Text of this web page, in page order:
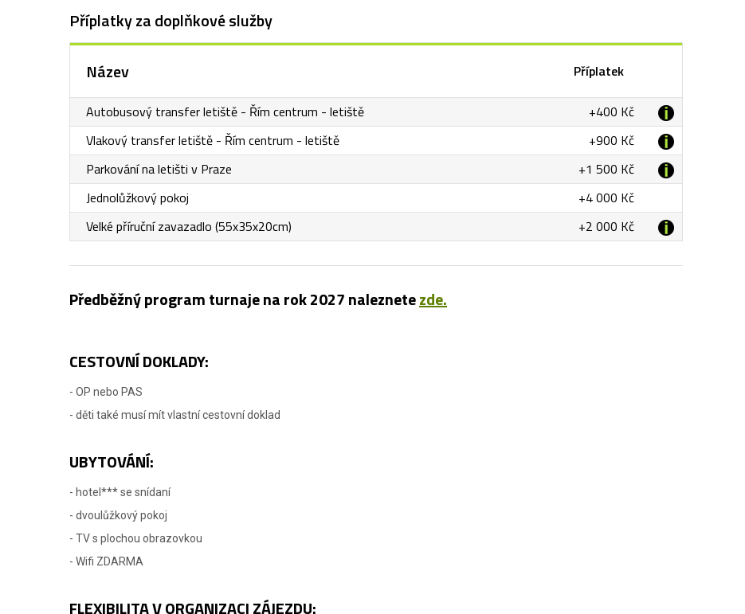
Příplatky za doplňkové služby
Název Příplatek
Autobusový transfer letiště - Řím centrum - letiště
+400 Kč
Vlakový transfer letiště - Řím centrum - letiště
+900 Kč
Parkování na letišti v Praze
+1 500 Kč
Jednolůžkový pokoj
+4 000 Kč
Velké příruční zavazadlo (55x35x20cm)
+2 000 Kč
Předběžný program turnaje na rok 2027 naleznetezde.
CESTOVNÍ DOKLADY:
- OP nebo PAS
- děti také musí mít vlastní cestovní doklad
UBYTOVÁNÍ:
- hotel*** se snídaní
- dvoulůžkový pokoj
- TV s plochou obrazovkou
- Wifi ZDARMA
FLEXIBILITA V ORGANIZACI ZÁJEZDU: